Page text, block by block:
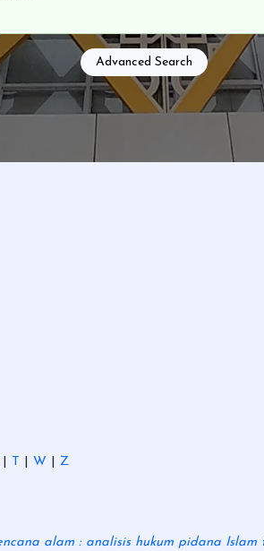
Advanced Search
T W
Z
alam : analisis hukum pidana